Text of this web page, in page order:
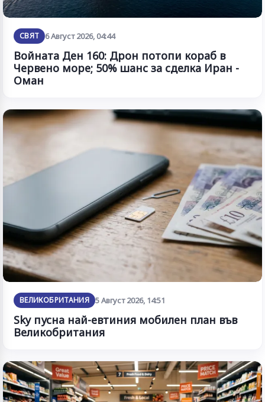
СВЯТ 6 Август 2026, 04:44
Войната Ден 160: Дрон потопи кораб в
Червено море; 50% шанс за сделка Иран -
Оман
ВЕЛИКОБРИТАНИЯ 5 Август 2026, 14:51
Sky пусна най-евтиния мобилен план във
Великобритания